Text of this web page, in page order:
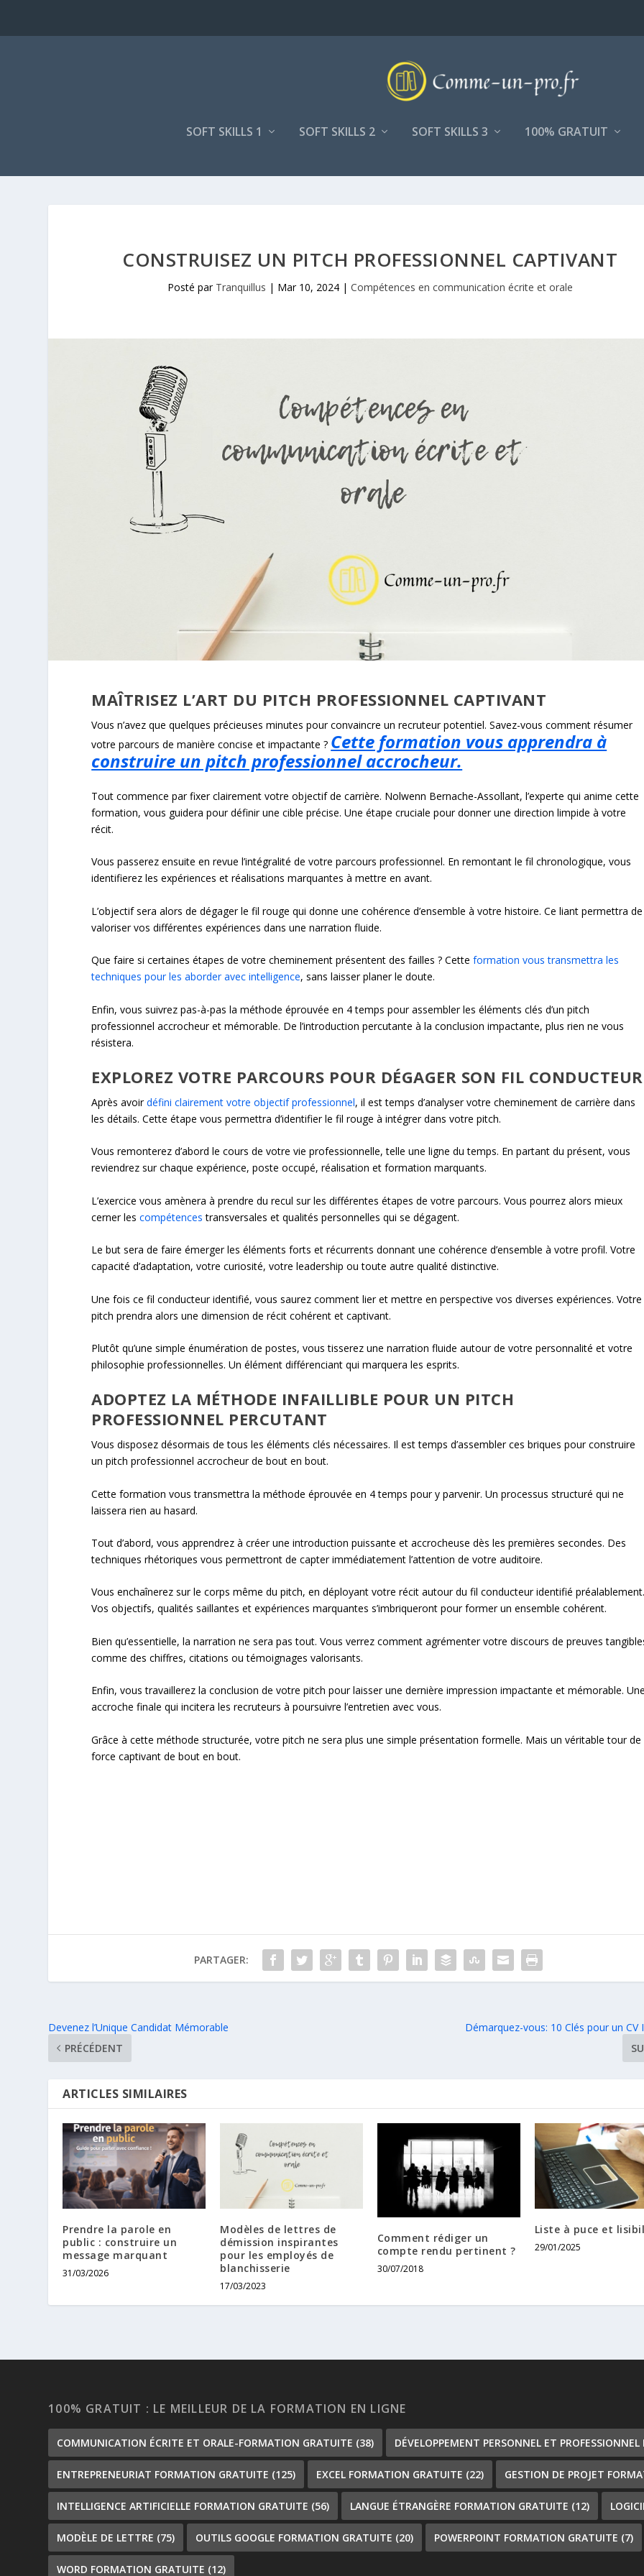
SOFT SKILLS 1 SOFT SKILLS 2 SOFT SKILLS 3 100% GRATUIT
CONSTRUISEZ UN PITCH PROFESSIONNEL CAPTIVANT
Posté par Tranquillus | Mar 10, 2024| Compétences en communication écrite et orale
MAÎTRISEZ L’ART DU PITCH PROFESSIONNEL CAPTIVANT
Vous n’avez que quelques précieuses minutes pour convaincre un recruteur potentiel. Savez-vous comment résumer
votre parcours de manière concise et impactante ? Cette formation vous apprendra à
construire un pitch professionnel accrocheur.
Tout commence par fixer clairement votre objectif de carrière. Nolwenn Bernache-Assollant, l’experte qui anime cette
formation, vous guidera pour définir une cible précise. Une étape cruciale pour donner une direction limpide à votre
récit.
Vous passerez ensuite en revue l’intégralité de votre parcours professionnel. En remontant le fil chronologique, vous
identifierez les expériences et réalisations marquantes à mettre en avant.
L’objectif sera alors de dégager le fil rouge qui donne une cohérence d’ensemble à votre histoire. Ce liant permettra de
valoriser vos différentes expériences dans une narration fluide.
Que faire si certaines étapes de votre cheminement présentent des failles ? Cetteformation vous transmettra les
techniques pour les aborder avec intelligence, sans laisser planer le doute.
Enfin, vous suivrez pas-à-pas la méthode éprouvée en 4 temps pour assembler les éléments clés d’un pitch
professionnel accrocheur et mémorable. De l’introduction percutante à la conclusion impactante, plus rien ne vous
résistera.
EXPLOREZ VOTRE PARCOURS POUR DÉGAGER SON FIL CONDUCTEUR
Après avoirdéfini clairement votre objectif professionnel, il est temps d’analyser votre cheminement de carrière dans
les détails. Cette étape vous permettra d’identifier le fil rouge à intégrer dans votre pitch.
Vous remonterez d’abord le cours de votre vie professionnelle, telle une ligne du temps. En partant du présent, vous
reviendrez sur chaque expérience, poste occupé, réalisation et formation marquants.
L’exercice vous amènera à prendre du recul sur les différentes étapes de votre parcours. Vous pourrez alors mieux
cerner lescompétences transversales et qualités personnelles qui se dégagent.
Le but sera de faire émerger les éléments forts et récurrents donnant une cohérence d’ensemble à votre profil. Votre
capacité d’adaptation, votre curiosité, votre leadership ou toute autre qualité distinctive.
Une fois ce fil conducteur identifié, vous saurez comment lier et mettre en perspective vos diverses expériences. Votre
pitch prendra alors une dimension de récit cohérent et captivant.
Plutôt qu’une simple énumération de postes, vous tisserez une narration fluide autour de votre personnalité et votre
philosophie professionnelles. Un élément différenciant qui marquera les esprits.
ADOPTEZ LA MÉTHODE INFAILLIBLE POUR UN PITCH
PROFESSIONNEL PERCUTANT
Vous disposez désormais de tous les éléments clés nécessaires. Il est temps d’assembler ces briques pour construire
un pitch professionnel accrocheur de bout en bout.
Cette formation vous transmettra la méthode éprouvée en 4 temps pour y parvenir. Un processus structuré qui ne
laissera rien au hasard.
Tout d’abord, vous apprendrez à créer une introduction puissante et accrocheuse dès les premières secondes. Des
techniques rhétoriques vous permettront de capter immédiatement l’attention de votre auditoire.
Vous enchaînerez sur le corps même du pitch, en déployant votre récit autour du fil conducteur identifié
Vos objectifs, qualités saillantes et expériences marquantes s’imbriqueront pour former un ensemble cohérent.
Bien qu’essentielle, la narration ne sera pas tout. Vous verrez comment agrémenter votre discours de preuves
comme des chiffres, citations ou témoignages valorisants.
Enfin, vous travaillerez la conclusion de votre pitch pour laisser une dernière impression impactante et mémorable.
accroche finale qui incitera les recruteurs à poursuivre l’entretien avec vous.
Grâce à cette méthode structurée, votre pitch ne sera plus une simple présentation formelle. Mais un véritable tour de
force captivant de bout en bout.
PARTAGER:
Devenez l’Unique Candidat Mémorable
PRÉCÉDENT
Démarquez-vous: 10 Clés pour un CV
ARTICLES SIMILAIRES
Prendre la parole en
public : construire un
message marquant
31/03/2026
Modèles de lettres de
démission inspirantes
pour les employés de
blanchisserie
17/03/2023
Comment rédiger un
compte rendu pertinent ?
30/07/2018
Liste à puce et
29/01/2025
100% GRATUIT : LE MEILLEUR DE LA FORMATION EN LIGNE
COMMUNICATION ÉCRITE ET ORALE-FORMATION GRATUITE (38) DÉVELOPPEMENT PERSONNEL ET
ENTREPRENEURIAT FORMATION GRATUITE (125) EXCEL FORMATION GRATUITE (22) GESTION DE PROJET
INTELLIGENCE ARTIFICIELLE FORMATION GRATUITE (56) LANGUE ÉTRANGÈRE FORMATION GRATUITE (12)
MODÈLE DE LETTRE (75) OUTILS GOOGLE FORMATION GRATUITE (20) POWERPOINT FORMATION GRATUITE (7)
WORD FORMATION GRATUITE (12)